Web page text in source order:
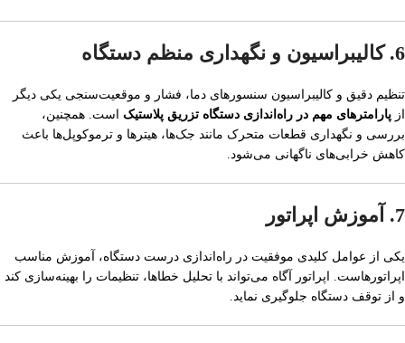
6. کالیبراسیون و نگهداری منظم دستگاه
تنظیم دقیق و کالیبراسیون سنسورهای دما، فشار و موقعیت‌سنجی یکی دیگر
از پارامترهای مهم در راه‌اندازی دستگاه تزریق پلاستیک است. همچنین،
بررسی و نگهداری قطعات متحرک مانند جک‌ها، هیترها و ترموکوپل‌ها باعث
کاهش خرابی‌های ناگهانی می‌شود.
7. آموزش اپراتور
یکی از عوامل کلیدی موفقیت در راه‌اندازی درست دستگاه، آموزش مناسب
اپراتورهاست. اپراتور آگاه می‌تواند با تحلیل خطاها، تنظیمات را بهینه‌سازی کند
و از توقف دستگاه جلوگیری نماید.